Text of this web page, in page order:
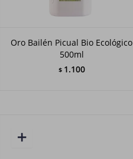
Oro Bailén Picual Bio Ecológico
500ml
$ 1.100